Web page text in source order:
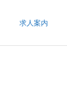
求人案内